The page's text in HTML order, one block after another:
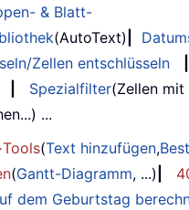
& Blatt-
(AutoText)
Zellen entschlüsseln
Spezialfilter(Zellen
...
Tools(Text hinzufügen,
(Gantt-Diagramm, ...)
dem Geburtstag